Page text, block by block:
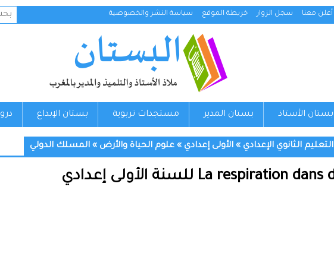
أعلن معنا سجل الزوار خريطة الموقع سياسة النشر والخصوصية
عن:
بستان الأستاذ بستان المدير مستجدات تربوية بستان الإبداع
التعليم الثانوي الإعدادي » الأولى إعدادي » علوم الحياة والأرض » المسلك الدولي